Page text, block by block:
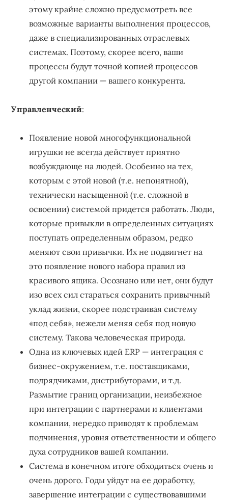
этому крайне сложно предусмотреть все
возможные варианты выполнения процессов,
даже в специализированных отраслевых
системах. Поэтому, скорее всего, ваши
процессы будут точной копией процессов
другой компании — вашего конкурента.
Управленческий:
Появление новой многофункциональной
игрушки не всегда действует приятно
возбуждающе на людей. Особенно на тех,
которым с этой новой (т.е. непонятной),
технически насыщенной (т.е. сложной в
освоении) системой придется работать. Люди,
которые привыкли в определенных ситуациях
поступать определенным образом, редко
меняют свои привычки. Их не подвигнет на
это появление нового набора правил из
красивого ящика. Осознано или нет, они будут
изо всех сил стараться сохранить привычный
уклад жизни, скорее подстраивая систему
«под себя», нежели меняя себя под новую
систему. Такова человеческая природа.
Одна из ключевых идей ERP — интеграция с
бизнес-окружением, т.е. поставщиками,
подрядчиками, дистрибуторами, и т.д.
Размытие границ организации, неизбежное
при интеграции с партнерами и клиентами
компании, нередко приводят к проблемам
подчинения, уровня ответственности и общего
духа сотрудников вашей компании.
Система в конечном итоге обходиться очень и
очень дорого. Годы уйдут на ее доработку,
завершение интеграции с существовавшими